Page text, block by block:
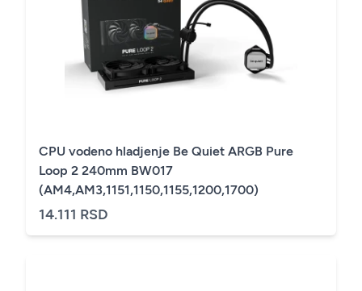
CPU vodeno hladjenje Be Quiet ARGB Pure
Loop 2 240mm BW017
(AM4,AM3,1151,1150,1155,1200,1700)
14.111 RSD